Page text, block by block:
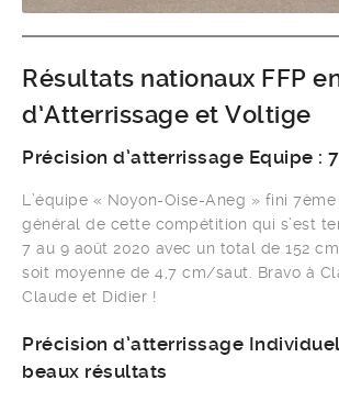
Résultats nationaux FFP
d’Atterrissage et Voltige
Précision d’atterrissage Equipe :
L’équipe « Noyon-Oise-Aneg » fini
général de cette compétition qui s’est
7 au 9 août 2020 avec un total de 152 cm
soit moyenne de 4,7 cm/saut. Bravo à
Claude et Didier !
Précision d’atterrissage
beaux résultats